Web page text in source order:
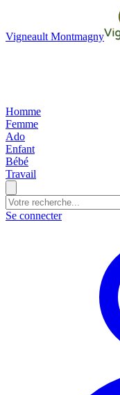
Vigneault Montmagny
Homme
Femme
Ado
Enfant
Bébé
Travail
Se connecter